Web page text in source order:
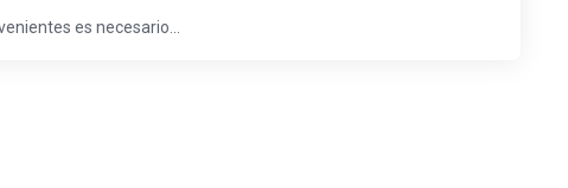
es necesario...